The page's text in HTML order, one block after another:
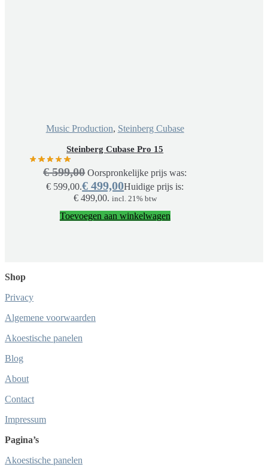
Music Production, Steinberg Cubase
Steinberg Cubase Pro 15
€599,00 Oorspronkelijke prijs was:
€ 599,00.€ 499,00Huidige prijs is:
€ 499,00. incl. 21% btw
Toevoegen aan winkelwagen
Shop
Privacy
Algemene voorwaarden
Akoestische panelen
Blog
About
Contact
Impressum
Pagina’s
Akoestische panelen